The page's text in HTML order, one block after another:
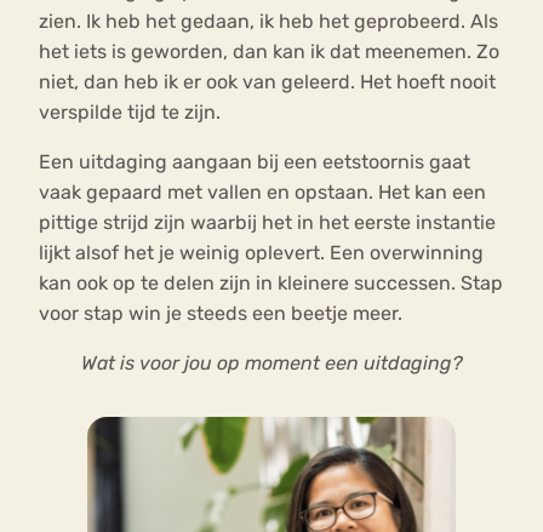
zien. Ik heb het gedaan, ik heb het geprobeerd. Als
het iets is geworden, dan kan ik dat meenemen. Zo
niet, dan heb ik er ook van geleerd. Het hoeft nooit
verspilde tijd te zijn.
Een uitdaging aangaan bij een eetstoornis gaat
vaak gepaard met vallen en opstaan. Het kan een
pittige strijd zijn waarbij het in het eerste instantie
lijkt alsof het je weinig oplevert. Een overwinning
kan ook op te delen zijn in kleinere successen. Stap
voor stap win je steeds een beetje meer.
Wat is voor jou op moment een uitdaging?